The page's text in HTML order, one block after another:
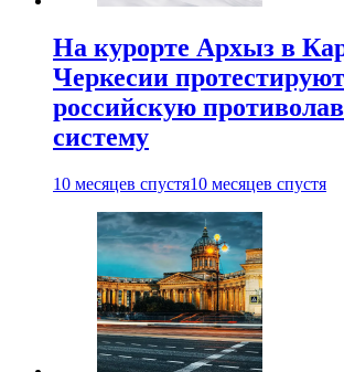
На курорте Архыз в
Черкесии протестируют
российскую
систему
10 месяцев спустя10 месяцев спустя